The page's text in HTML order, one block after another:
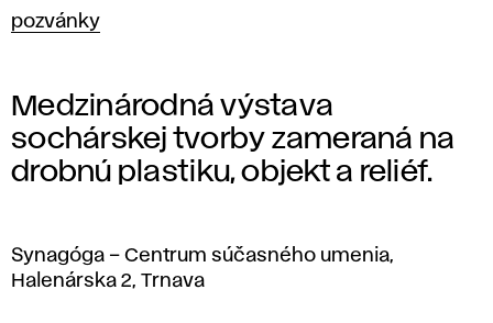
pozvánky
Medzinárodná výstava
sochárskej tvorby zameraná na
drobnú plastiku, objekt a reliéf.
Synagóga – Centrum súčasného umenia,
Halenárska 2, Trnava